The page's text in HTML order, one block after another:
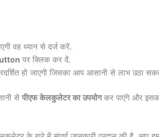
वह ध्यान से दर्ज करें.
पर क्लिक कर दें.
हो जाएगी जिसका आप आसानी से लाभ उठा
से पीएफ केलकुलेटर का उपयोगकर पाएंगे और